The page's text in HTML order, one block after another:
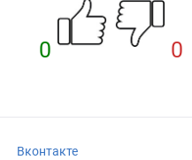
0 0
Вконтакте